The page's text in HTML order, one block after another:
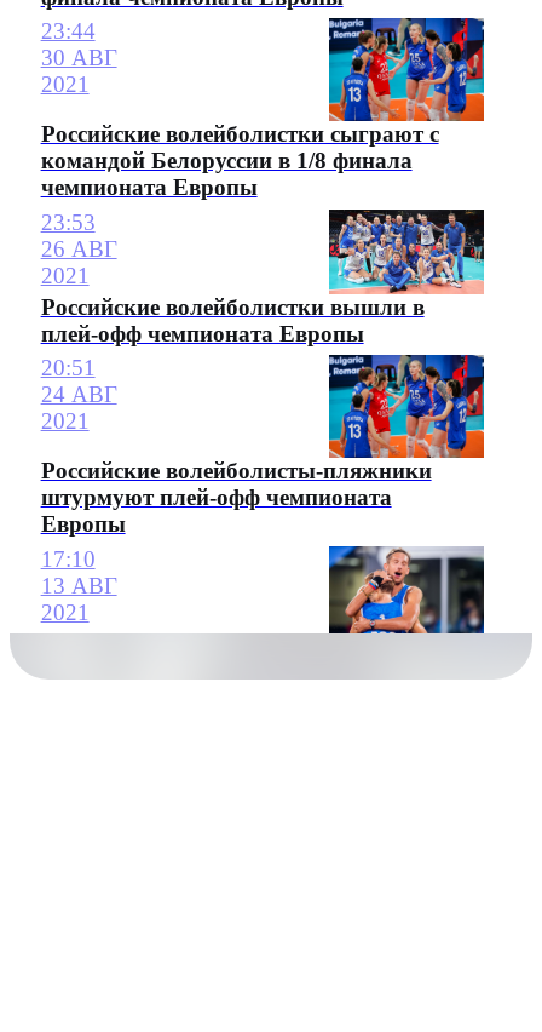
23:44
30 АВГ
2021
Российские волейболистки сыграют с
командой Белоруссии в 1/8 финала
чемпионата Европы
23:53
26 АВГ
2021
Российские волейболистки вышли в
плей-офф чемпионата Европы
20:51
24 АВГ
2021
Российские волейболисты-пляжники
штурмуют плей-офф чемпионата
Европы
17:10
13 АВГ
2021